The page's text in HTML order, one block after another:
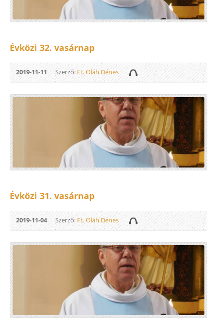
Évközi 32. vasárnap
2019-11-11 Szerző:Ft. Oláh Dénes
Évközi 31. vasárnap
2019-11-04 Szerző:Ft. Oláh Dénes